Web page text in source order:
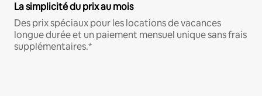
La simplicité du prix au mois
Des prix spéciaux pour les locations de vacances
longue durée et un paiement mensuel unique sans frais
supplémentaires.*